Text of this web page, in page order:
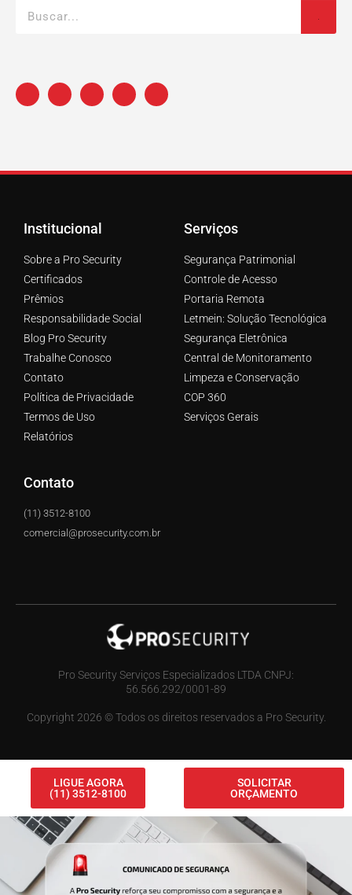
Institucional
Sobre a Pro Security
Certificados
Prêmios
Responsabilidade Social
Blog Pro Security
Trabalhe Conosco
Contato
Política de Privacidade
Termos de Uso
Relatórios
Serviços
Segurança Patrimonial
Controle de Acesso
Portaria Remota
Letmein: Solução Tecnológica
Segurança Eletrônica
Central de Monitoramento
Limpeza e Conservação
COP 360
Serviços Gerais
Contato
(11) 3512-8100
comercial@prosecurity.com.br
Pro Security Serviços Especializados LTDA CNPJ:
56.566.292/0001-89
Copyright 2026 © Todos os direitos reservados a Pro Security.
LIGUE AGORA
(11) 3512-8100
SOLICITAR
ORÇAMENTO